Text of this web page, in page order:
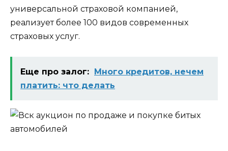
универсальной страховой компанией,
реализует более 100 видов современных
страховых услуг.
Еще про залог: Много кредитов, нечем
платить: что делать